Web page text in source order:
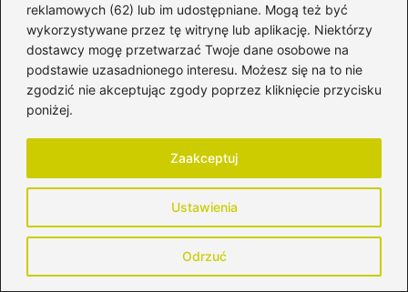
reklamowych (62) lub im udostępniane. Mogą też być
wykorzystywane przez tę witrynę lub aplikację. Niektórzy
dostawcy mogę przetwarzać Twoje dane osobowe na
podstawie uzasadnionego interesu. Możesz się na to nie
zgodzić nie akceptując zgody poprzez kliknięcie przycisku
poniżej.
Ustawienia
Odrzuć
Zaakceptuj
Poczytaj więcej